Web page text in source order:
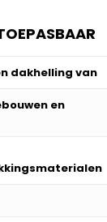
dakhelling van
en